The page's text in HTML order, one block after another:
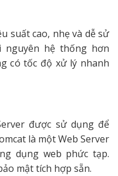
suất cao, nhẹ và dễ sử
hệ thống hơn
có tốc độ xử lý nhanh
được sử dụng để
là một Web Server
dụng web phức tạp.
mật tích hợp sẵn.